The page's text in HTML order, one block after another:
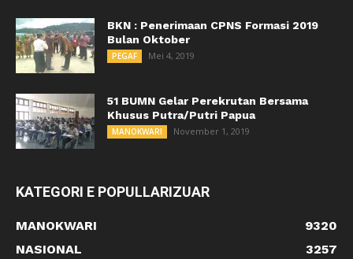
BKN : Penerimaan CPNS Formasi 2019
Bulan Oktober
PEGAF Mei 4, 2019
51 BUMN Gelar Perekrutan Bersama
Khusus Putra/Putri Papua
MANOKWARI November 1, 2019
KATEGORI E POPULLARIZUAR
MANOKWARI
9320
NASIONAL
3257